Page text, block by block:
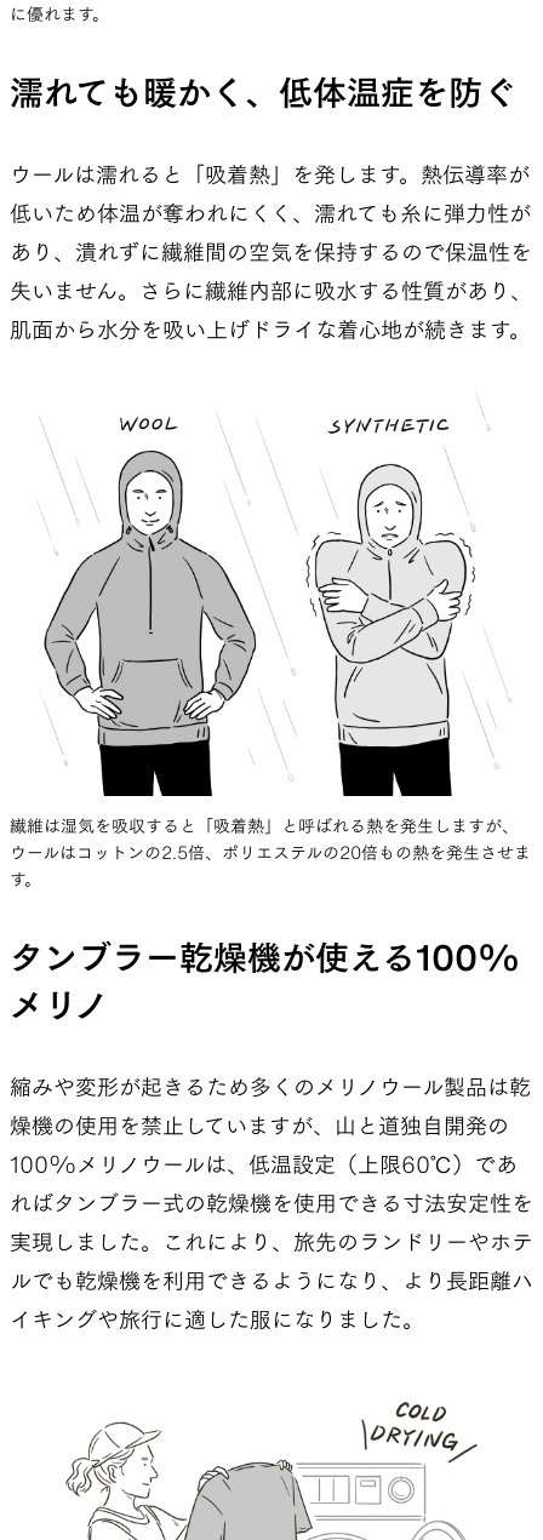
に優れます。
濡れても暖かく、低体温症を防ぐ
ウールは濡れると「吸着熱」を発します。熱伝導率が
低いため体温が奪われにくく、濡れても糸に弾力性が
あり、潰れずに繊維間の空気を保持するので保温性を
失いません。さらに繊維内部に吸水する性質があり、
肌面から水分を吸い上げドライな着心地が続きます。
繊維は湿気を吸収すると「吸着熱」と呼ばれる熱を発生しますが、
ウールはコットンの2.5倍、ポリエステルの20倍もの熱を発生させま
す。
タンブラー乾燥機が使える100%
メリノ
縮みや変形が起きるため多くのメリノウール製品は乾
燥機の使用を禁止していますが、山と道独自開発の
100%メリノウールは、低温設定（上限60℃）であ
ればタンブラー式の乾燥機を使用できる寸法安定性を
実現しました。これにより、旅先のランドリーやホテ
ルでも乾燥機を利用できるようになり、より長距離ハ
イキングや旅行に適した服になりました。